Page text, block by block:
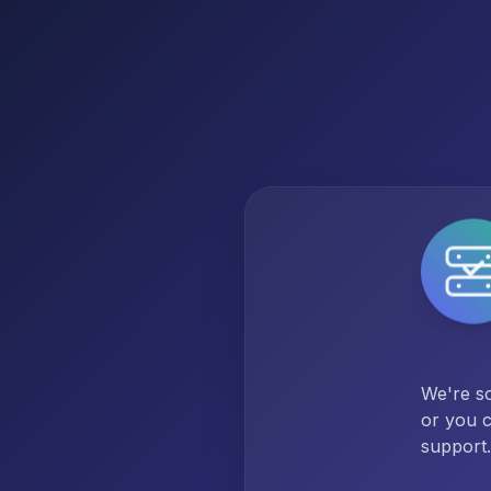
We're
or you
support.